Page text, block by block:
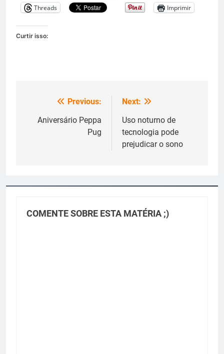
Threads
Imprimir
Curtir isso:
Navegação
de
Previous:
Aniversário Peppa
Pug
Next:
Uso noturno de
tecnologia pode
prejudicar o sono
COMENTE SOBRE ESTA MATÉRIA ;)